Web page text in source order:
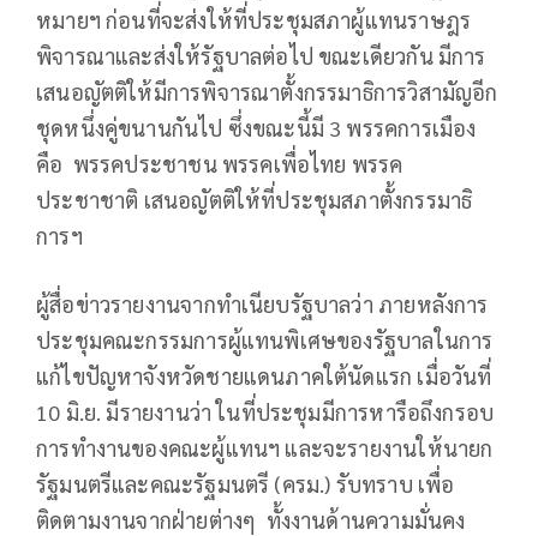
หมายฯ ก่อนที่จะส่งให้ที่ประชุมสภาผู้แทนราษฎร
พิจารณาและส่งให้รัฐบาลต่อไป ขณะเดียวกัน มีการ
เสนอญัตติให้มีการพิจารณาตั้งกรรมาธิการวิสามัญอีก
ชุดหนึ่งคู่ขนานกันไป ซึ่งขณะนี้มี 3 พรรคการเมือง
คือ พรรคประชาชน พรรคเพื่อไทย พรรค
ประชาชาติ เสนอญัตติให้ที่ประชุมสภาตั้งกรรมาธิ
การฯ
ผู้สื่อข่าวรายงานจากทำเนียบรัฐบาลว่า ภายหลังการ
ประชุมคณะกรรมการผู้แทนพิเศษของรัฐบาลในการ
แก้ไขปัญหาจังหวัดชายแดนภาคใต้นัดแรก เมื่อวันที่
10 มิ.ย. มีรายงานว่า ในที่ประชุมมีการหารือถึงกรอบ
การทำงานของคณะผู้แทนฯ และจะรายงานให้นายก
รัฐมนตรีและคณะรัฐมนตรี (ครม.) รับทราบ เพื่อ
ติดตามงานจากฝ่ายต่างๆ ทั้งงานด้านความมั่นคง